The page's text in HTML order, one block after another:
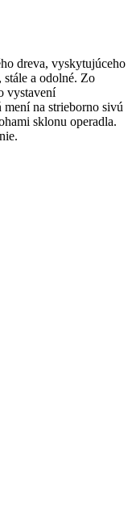
dreva, vyskytujúceho
a odolné. Zo
vystavení
na strieborno sivú
sklonu operadla.